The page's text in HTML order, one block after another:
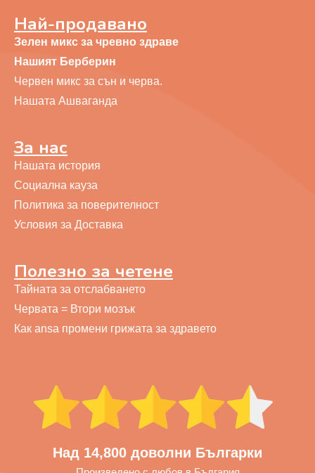
Най-продавано
Зелен микс за чревно здраве
Нашият Берберин
Червен микс за сън и черва.
Нашата Ашваганда
За нас
Нашата история
Социална кауза
Политика за поверителност
Условия за Доставка
Полезно за четене
Тайната за отслабването
Червата = Втори мозък
Как ansa промени грижата за здравето
Над 14,800 доволни Българки